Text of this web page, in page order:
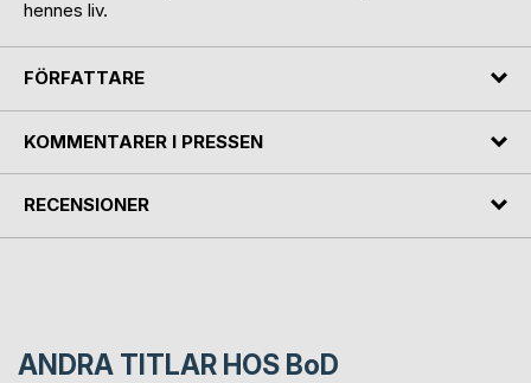
hennes liv.
FÖRFATTARE
KOMMENTARER I PRESSEN
RECENSIONER
ANDRA TITLAR HOS BoD